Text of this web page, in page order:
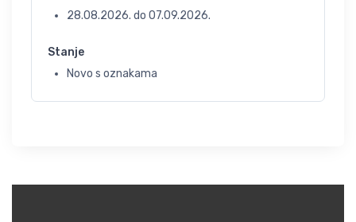
28.08.2026. do 07.09.2026.
Stanje
Novo s oznakama